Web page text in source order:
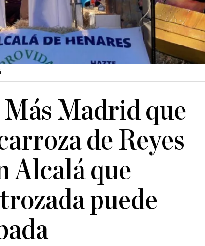
Madrid que
de Reyes
Alcalá que
puede